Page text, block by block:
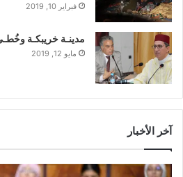
فبراير 10, 2019
مدينـة خريبكـة وخُطـى
مايو 12, 2019
آخر الأخبار